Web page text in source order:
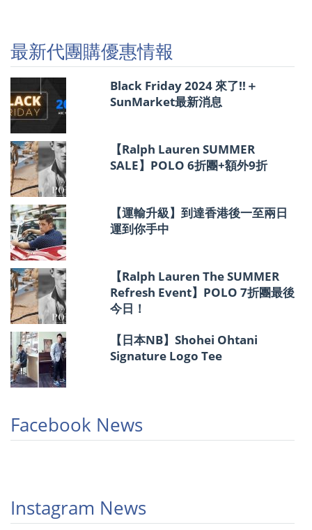
優
惠
情
報
最新代團購優惠情報
Black Friday 2024 來了!!＋
SunMarket最新消息
【Ralph Lauren SUMMER
SALE】POLO 6折團+額外9折
【運輸升級】到達香港後一至兩日
運到你手中
【Ralph Lauren The SUMMER
Refresh Event】POLO 7折團最後
今日！
【日本NB】Shohei Ohtani
Signature Logo Tee
Facebook News
Instagram News